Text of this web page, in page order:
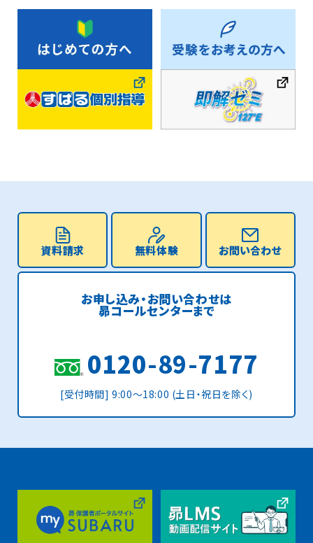
資料請求 無料体験 お問い合わせ
お申し込み・お問い合わせは
昴コールセンターまで
0120-89-7177
[受付時間] 9:00〜18:00 (土日・祝日を除く)